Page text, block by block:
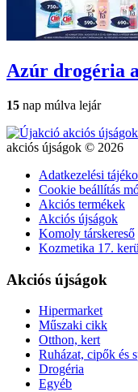
Azúr drogéria
15 nap múlva lejár
akciós újságok © 2026
Adatkezelési
Cookie beállítás
Akciós termékek
Akciós újságok
Komoly társkereső
Kozmetika 17.
Akciós újságok
Hipermarket
Műszaki cikk
Otthon, kert
Ruházat, cipők és
Drogéria
Egyéb